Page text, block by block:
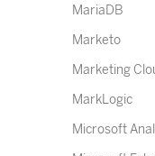
MariaDB
Marketo
Marketing
MarkLogic
Microsoft